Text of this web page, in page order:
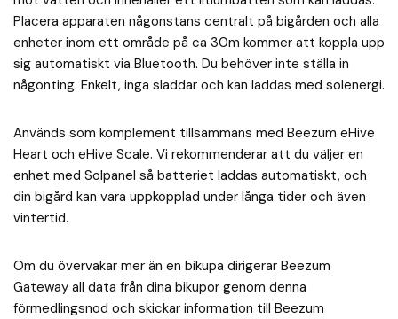
Placera apparaten någonstans centralt på bigården och alla
enheter inom ett område på ca 30m kommer att koppla upp
sig automatiskt via Bluetooth. Du behöver inte ställa in
någonting. Enkelt, inga sladdar och kan laddas med solenergi.
Används som komplement tillsammans med Beezum eHive
Heart och eHive Scale. Vi rekommenderar att du väljer en
enhet med Solpanel så batteriet laddas automatiskt, och
din bigård kan vara uppkopplad under långa tider och även
vintertid.
Om du övervakar mer än en bikupa dirigerar Beezum
Gateway all data från dina bikupor genom denna
förmedlingsnod och skickar information till Beezum